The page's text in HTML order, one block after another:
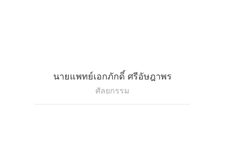
นายแพทย์เอกภักดิ์ ศรีอัษฎาพร
ศัลยกรรม